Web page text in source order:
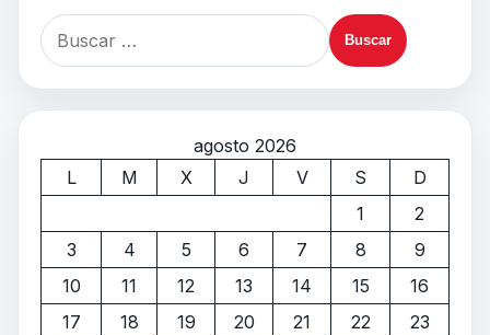
agosto 2026
L
M X J V S
D
1
2
3
4 5 6 7 8
9
10
11 12 13 14 15
16
17
18 19 20 21 22
23